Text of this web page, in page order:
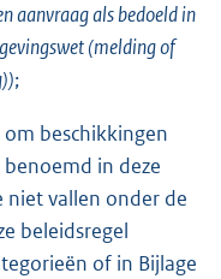
aanvraag als bedoeld in
(melding of
;
beschikkingen
in deze
niet vallen onder de
beleidsregel
of in Bijlage